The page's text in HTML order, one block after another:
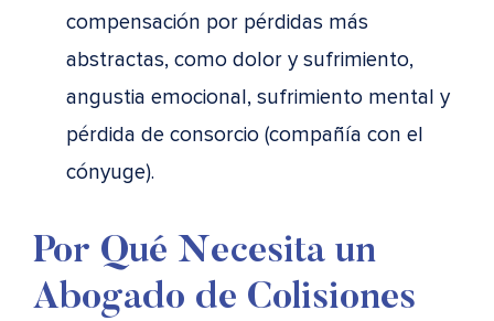
compensación por pérdidas más
abstractas, como dolor y sufrimiento,
angustia emocional, sufrimiento mental y
pérdida de consorcio (compañía con el
cónyuge).
Por Qué Necesita un
Abogado de Colisiones